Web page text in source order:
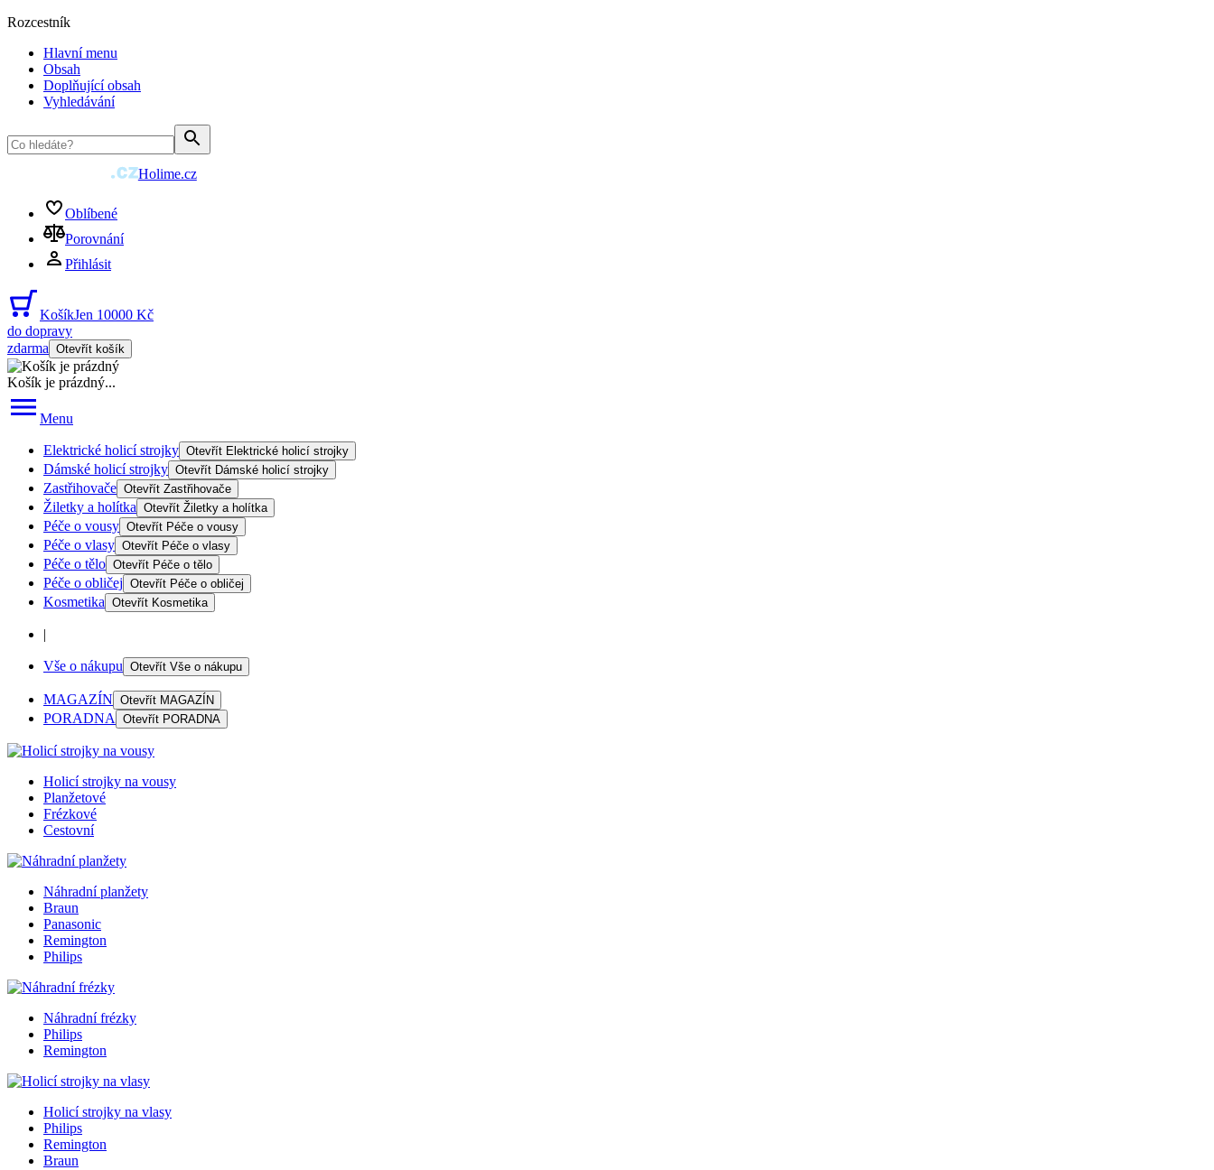
Rozcestník
Hlavní menu
Obsah
Doplňující obsah
Vyhledávání
Holime.cz
Oblíbené
Porovnání
Přihlásit
KošíkJen 10000 Kč
do dopravy
zdarma Otevřít košík
Košík je prázdný...
Menu
Elektrické holicí strojky Otevřít Elektrické holicí strojky
Dámské holicí strojky Otevřít Dámské holicí strojky
Zastřihovače Otevřít Zastřihovače
Žiletky a holítka Otevřít Žiletky a holítka
Péče o vousy Otevřít Péče o vousy
Péče o vlasy Otevřít Péče o vlasy
Péče o tělo Otevřít Péče o tělo
Péče o obličej Otevřít Péče o obličej
Kosmetika Otevřít Kosmetika
|
Vše o nákupu Otevřít Vše o nákupu
MAGAZÍN Otevřít MAGAZÍN
PORADNA Otevřít PORADNA
Holicí strojky na vousy
Planžetové
Frézkové
Cestovní
Náhradní planžety
Braun
Panasonic
Remington
Philips
Náhradní frézky
Philips
Remington
Holicí strojky na vlasy
Philips
Remington
Braun